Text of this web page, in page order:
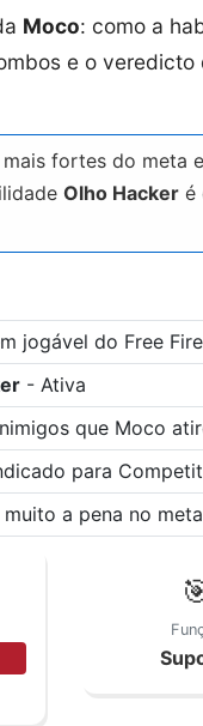
Moco: como a
e o
fortes do meta
Olho Hacker é
jogável do Free
- Ativa
que Moco
para
a pena no